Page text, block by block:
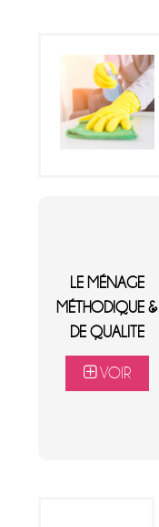
LE MÉNAGE
MÉTHODIQUE &
DE QUALITE
VOIR